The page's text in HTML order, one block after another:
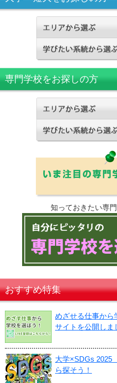
専門学校をお探しの方
知っておきたい専
おすすめ特集
めざせる仕事から
サイトを公開しま
大学×SDGs 2025
ら探そう！